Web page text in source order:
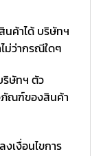
นค้าได้ บริษัทฯ
ม่ว่ากรณีใดๆ
ษัทฯ ตัว
ณฑ์ของสินค้า
เงื่อนไขการ